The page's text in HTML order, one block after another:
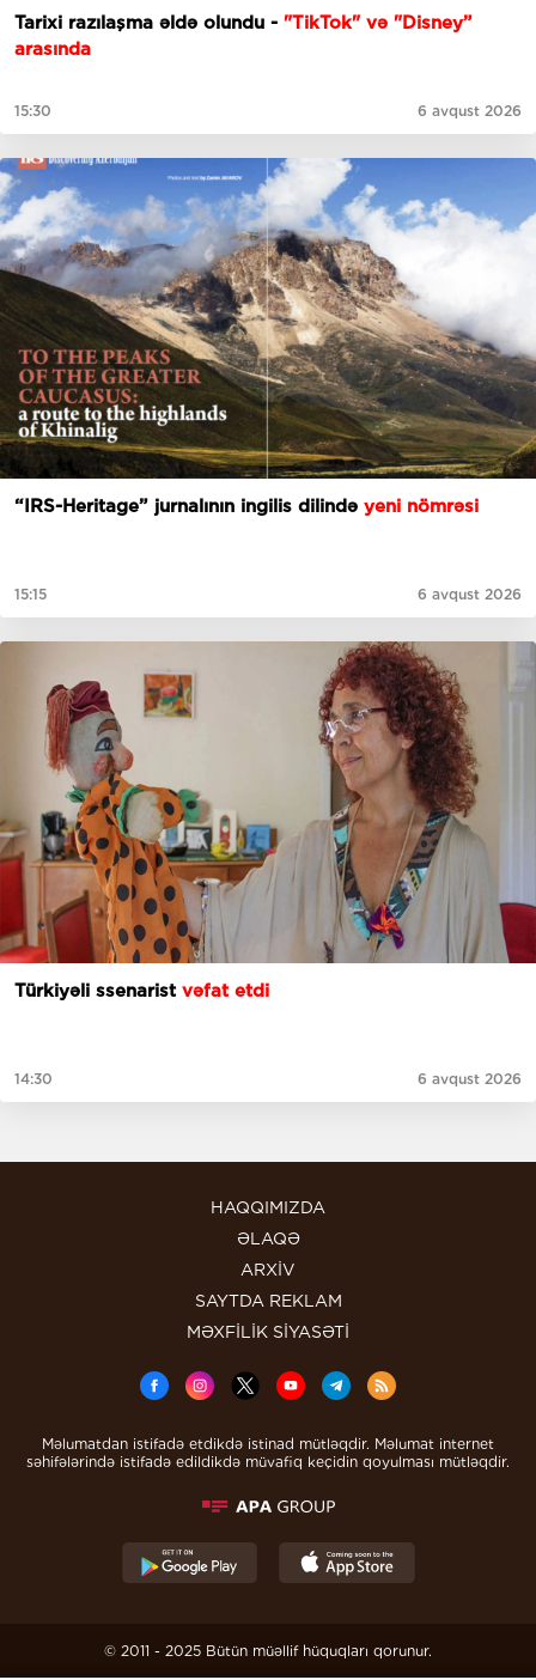
Tarixi razılaşma əldə olundu - "TikTok" və "Disney”
arasında
15:30 6 avqust 2026
“IRS-Heritage” jurnalının ingilis dilində yeni nömrəsi
15:15 6 avqust 2026
Türkiyəli ssenarist vəfat etdi
14:30 6 avqust 2026
HAQQIMIZDA
ƏLAQƏ
ARXİV
SAYTDA REKLAM
MƏXFİLİK SİYASƏTİ
Məlumatdan istifadə etdikdə istinad mütləqdir. Məlumat internet
səhifələrində istifadə edildikdə müvafiq keçidin qoyulması mütləqdir.
© 2011 - 2025 Bütün müəllif hüquqları qorunur.